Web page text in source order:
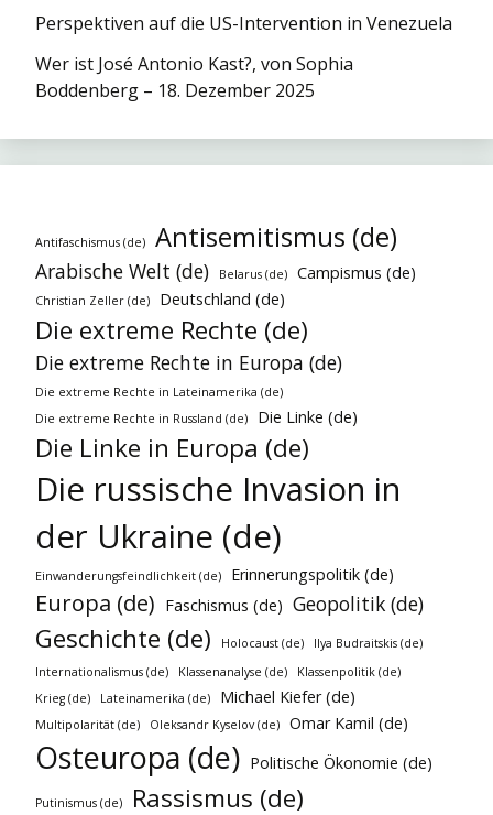
Perspektiven auf die US-Intervention in Venezuela
Wer ist José Antonio Kast?, von Sophia
Boddenberg – 18. Dezember 2025
Antifaschismus (de) Antisemitismus (de)
Arabische Welt (de) Belarus (de) Campismus (de)
Christian Zeller (de) Deutschland (de)
Die extreme Rechte (de)
Die extreme Rechte in Europa (de)
Die extreme Rechte in Lateinamerika (de)
Die extreme Rechte in Russland (de)
Die Linke (de)
Die Linke in Europa (de)
Die russische Invasion in
der Ukraine (de)
Einwanderungsfeindlichkeit (de) Erinnerungspolitik (de)
Europa (de) Faschismus (de) Geopolitik (de)
Geschichte (de) Holocaust (de)
Ilya Budraitskis (de)
Internationalismus (de)
Klassenanalyse (de)
Klassenpolitik (de)
Krieg (de)
Lateinamerika (de) Michael Kiefer (de)
Multipolarität (de) Oleksandr Kyselov (de) Omar Kamil (de)
Osteuropa (de) Politische Ökonomie (de)
Putinismus (de)
Rassismus (de)